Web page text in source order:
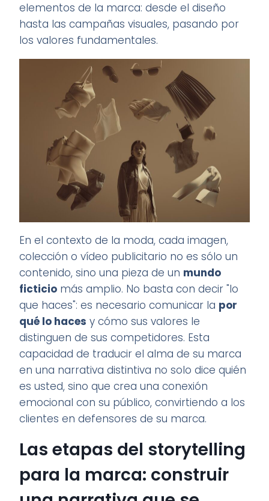
elementos de la marca: desde el diseño
hasta las campañas visuales, pasando por
los valores fundamentales.
En el contexto de la moda, cada imagen,
colección o vídeo publicitario no es sólo un
contenido, sino una pieza de un mundo
ficticio más amplio. No basta con decir "lo
que haces": es necesario comunicar la por
qué lo haces y cómo sus valores le
distinguen de sus competidores. Esta
capacidad de traducir el alma de su marca
en una narrativa distintiva no solo dice quién
es usted, sino que crea una conexión
emocional con su público, convirtiendo a los
clientes en defensores de su marca.
Las etapas del storytelling
para la marca: construir